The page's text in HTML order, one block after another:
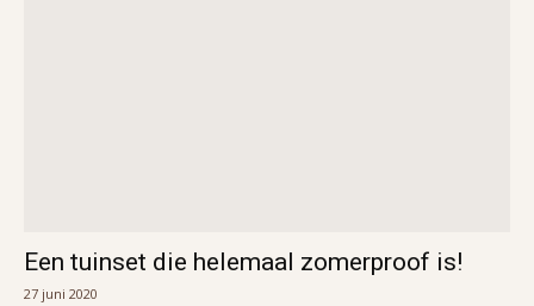
Een tuinset die helemaal zomerproof is!
27 juni 2020